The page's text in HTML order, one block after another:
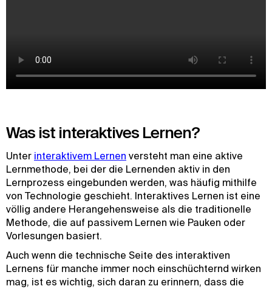
Was ist interaktives Lernen?
Unter interaktivem Lernen versteht man eine aktive
Lernmethode, bei der die Lernenden aktiv in den
Lernprozess eingebunden werden, was häufig mithilfe
von Technologie geschieht. Interaktives Lernen ist eine
völlig andere Herangehensweise als die traditionelle
Methode, die auf passivem Lernen wie Pauken oder
Vorlesungen basiert.
Auch wenn die technische Seite des interaktiven
Lernens für manche immer noch einschüchternd wirken
mag, ist es wichtig, sich daran zu erinnern, dass die